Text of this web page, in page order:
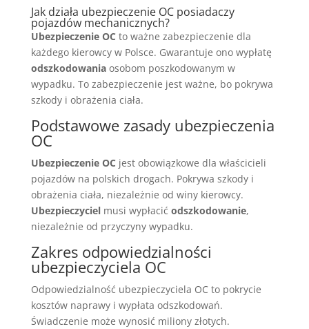
Jak działa ubezpieczenie OC posiadaczy
pojazdów mechanicznych?
Ubezpieczenie OC to ważne zabezpieczenie dla
każdego kierowcy w Polsce. Gwarantuje ono wypłatę
odszkodowaniaosobom poszkodowanym w
wypadku. To zabezpieczenie jest ważne, bo pokrywa
szkody i obrażenia ciała.
Podstawowe zasady ubezpieczenia
OC
Ubezpieczenie OC jest obowiązkowe dla właścicieli
pojazdów na polskich drogach. Pokrywa szkody i
obrażenia ciała, niezależnie od winy kierowcy.
Ubezpieczycielmusi wypłacić odszkodowanie,
niezależnie od przyczyny wypadku.
Zakres odpowiedzialności
ubezpieczyciela OC
Odpowiedzialność ubezpieczyciela OC to pokrycie
kosztów naprawy i wypłata odszkodowań.
Świadczenie może wynosić miliony złotych.